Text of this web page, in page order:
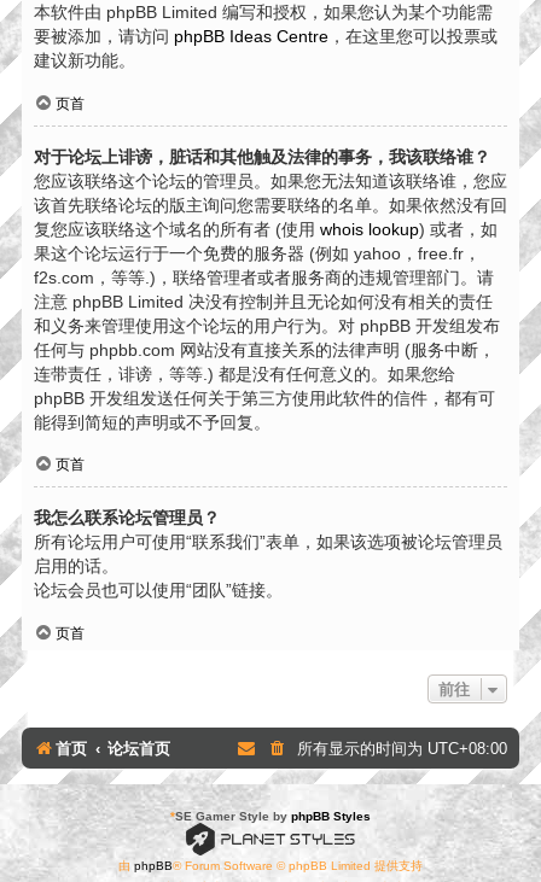
本软件由 phpBB Limited 编写和授权，如果您认为某个功能需
要被添加，请访问 phpBB Ideas Centre ，在这里您可以投票或
建议新功能。
页首
对于论坛上诽谤，脏话和其他触及法律的事务，我该联络谁？
您应该联络这个论坛的管理员。如果您无法知道该联络谁，您应
该首先联络论坛的版主询问您需要联络的名单。如果依然没有回
复您应该联络这个域名的所有者 (使用 whois lookup) 或者，如
果这个论坛运行于一个免费的服务器 (例如 yahoo，free.fr，
f2s.com，等等.)，联络管理者或者服务商的违规管理部门。请
注意 phpBB Limited 决没有控制并且无论如何没有相关的责任
和义务来管理使用这个论坛的用户行为。对 phpBB 开发组发布
任何与 phpbb.com 网站没有直接关系的法律声明 (服务中断，
连带责任，诽谤，等等.) 都是没有任何意义的。如果您给
phpBB 开发组发送任何关于第三方使用此软件的信件，都有可
能得到简短的声明或不予回复。
页首
我怎么联系论坛管理员？
所有论坛用户可使用“联系我们”表单，如果该选项被论坛管理员
启用的话。
论坛会员也可以使用“团队”链接。
页首
前往
首页 论坛首页 所有显示的时间为 UTC+08:00
*SE Gamer Style by phpBB Styles
由 phpBB® Forum Software © phpBB Limited 提供支持